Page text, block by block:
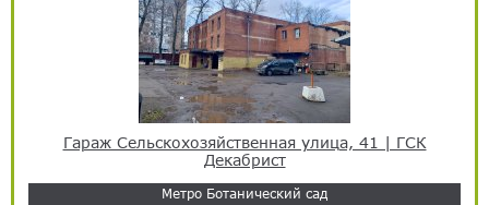
Гараж Сельскохозяйственная улица, 41 | ГСК
Декабрист
Метро Ботанический сад